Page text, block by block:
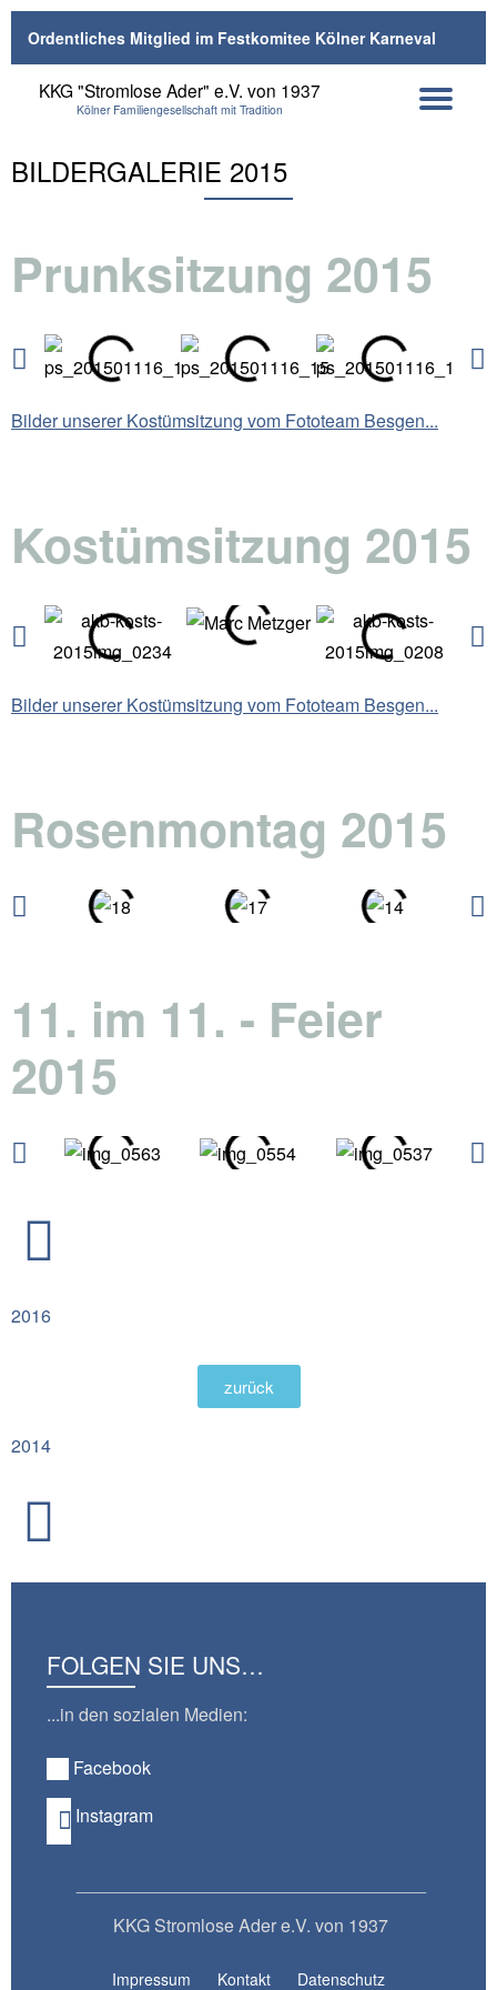
Skip
Ordentliches Mitglied im Festkomitee Kölner Karneval
KKG "Stromlose Ader" e.V. von 1937
Kölner Familiengesellschaft mit Tradition
BILDERGALERIE 2015
Prunksitzung 2015
Bilder unserer Kostümsitzung vom Fototeam Besgen...
Kostümsitzung 2015
Bilder unserer Kostümsitzung vom Fototeam Besgen...
Rosenmontag 2015
11. im 11. - Feier
2015
2016
zurück
2014
FOLGEN SIE UNS…
...in den sozialen Medien:
Facebook
Instagram
KKG Stromlose Ader e.V. von 1937
Impressum Kontakt Datenschutz